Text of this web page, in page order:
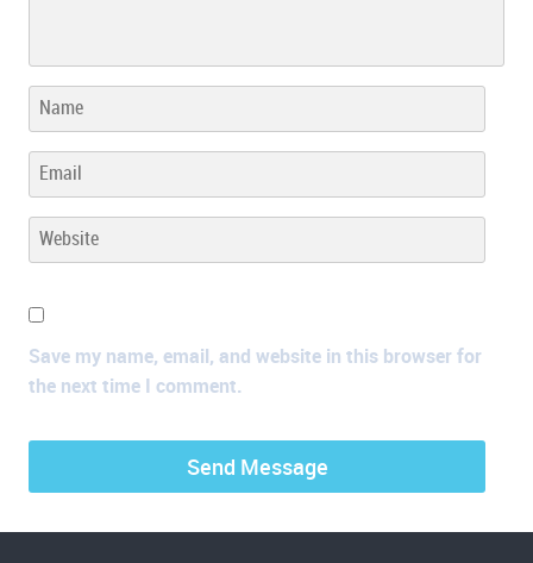
Save my name, email, and website in this browser for
the next time I comment.